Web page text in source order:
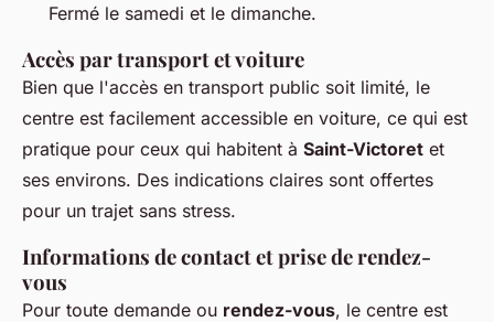
Fermé le samedi et le dimanche.
Accès par transport et voiture
Bien que l'accès en transport public soit limité, le
centre est facilement accessible en voiture, ce qui est
pratique pour ceux qui habitent à Saint-Victoret et
ses environs. Des indications claires sont offertes
pour un trajet sans stress.
Informations de contact et prise de rendez-
vous
Pour toute demande ou rendez-vous, le centre est